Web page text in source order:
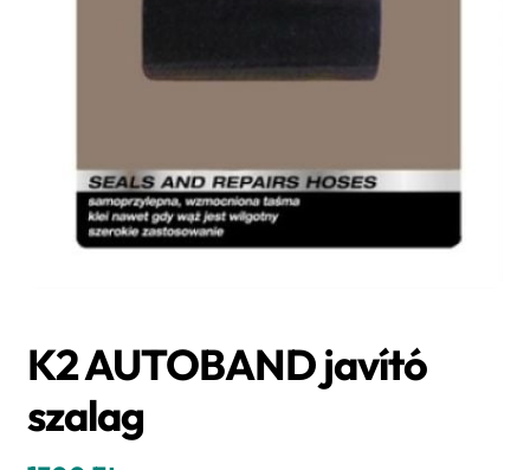
K2 AUTOBAND javító
szalag